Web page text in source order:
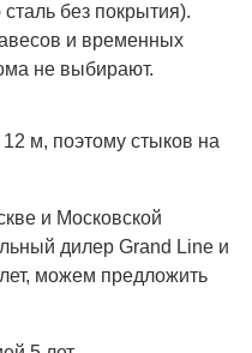
без покрытия).
и временных
не выбирают.
м, поэтому стыков на
и Московской
дилер Grand Line и
можем предложить